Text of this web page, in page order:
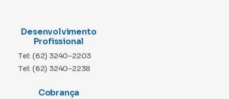
Desenvolvimento
Profissional
Tel: (62) 3240-2203
Tel: (62) 3240-2238
Cobrança